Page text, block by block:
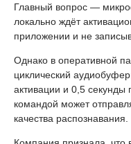
Главный вопрос —
локально ждёт
приложении и не
Однако в оперативной
циклический
активации и 0,5 секунды
командой может
качества распознавания.